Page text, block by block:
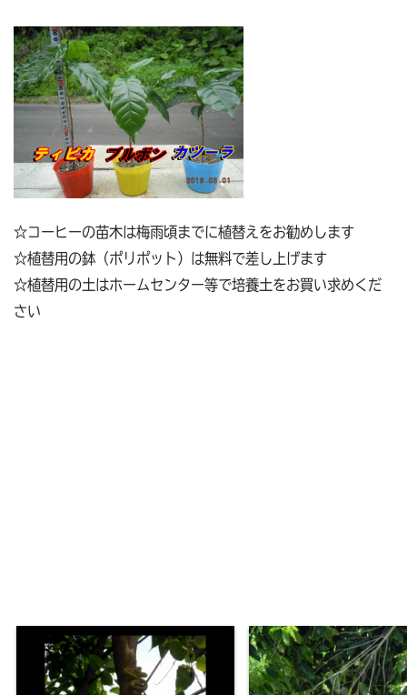
☆コーヒーの苗木は梅雨頃までに植替えをお勧めします
☆植替用の鉢（ポリポット）は無料で差し上げます
☆植替用の土はホームセンター等で培養土をお買い求めくだ
さい